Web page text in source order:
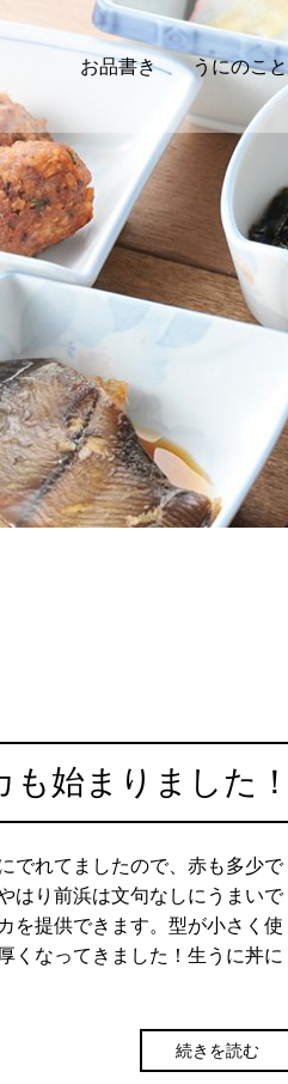
お品書き うにのこと
始まりました！
でれてましたので、赤も多少で
はり前浜は文句なしにうまいで
を提供できます。型が小さく使
くなってきました！生うに丼に
続きを読む